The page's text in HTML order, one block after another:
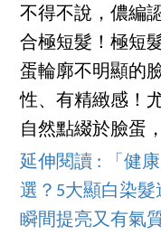
不得不說，儂編
合極短髮！極短
蛋輪廓不明顯的
性、有精緻感！
自然點綴於臉蛋
延伸閱讀 : 「健
選？5大顯白染
瞬間提亮又有氣